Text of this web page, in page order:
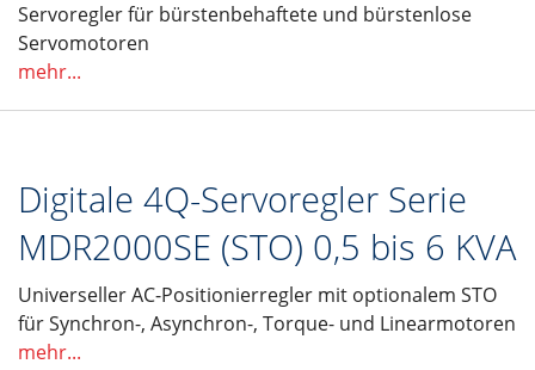
Servoregler für bürstenbehaftete und bürstenlose
Servomotoren
mehr...
Digitale 4Q-Servoregler Serie
MDR2000SE (STO) 0,5 bis 6 KVA
Universeller AC-Positionierregler mit optionalem STO
für Synchron-, Asynchron-, Torque- und Linearmotoren
mehr...